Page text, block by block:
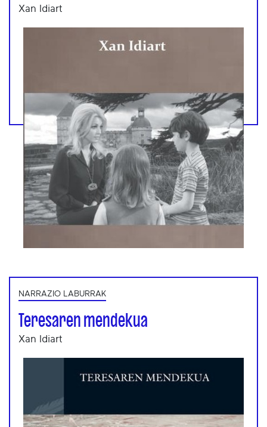
Xan Idiart
NARRAZIO LABURRAK
Teresaren mendekua
Xan Idiart